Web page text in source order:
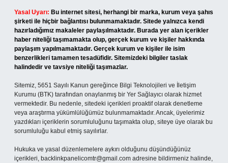
Yasal Uyarı: Bu internet sitesi, herhangi bir marka, kurum veya şahıs
şirketi ile hiçbir bağlantısı bulunmamaktadır. Sitede yalnızca kendi
hazırladığımız makaleler paylaşılmaktadır. Burada yer alan içerikler
haber niteliği taşımamakta olup, gerçek kurum ve kişiler hakkında
paylaşım yapılmamaktadır. Gerçek kurum ve kişiler ile isim
benzerlikleri tamamen tesadüfidir. Sitemizdeki bilgiler taslak
halindedir ve tavsiye niteliği taşımazlar.
Sitemiz, 5651 Sayılı Kanun gereğince Bilgi Teknolojileri ve İletişim
Kurumu (BTK) tarafından onaylanmış bir Yer Sağlayıcı olarak hizmet
vermektedir. Bu nedenle, sitedeki içerikleri proaktif olarak denetleme
veya araştırma yükümlülüğümüz bulunmamaktadır. Ancak, üyelerimiz
yazdıkları içeriklerin sorumluluğunu taşımakta olup, siteye üye olarak bu
sorumluluğu kabul etmiş sayılırlar.
Hukuka ve yasal düzenlemelere aykırı olduğunu düşündüğünüz
içerikleri, backlinkpanelicomtr@gmail.com adresine bildirmeniz halinde,